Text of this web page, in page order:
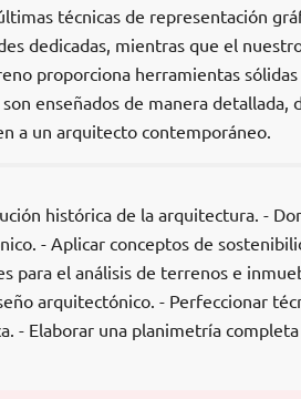
técnicas de representación
dedicadas, mientras que el
proporciona herramientas
enseñados de manera detallada,
a un arquitecto contemporáneo.
histórica de la arquitectura. -
- Aplicar conceptos de
para el análisis de terrenos e
arquitectónico. - Perfeccionar
- Elaborar una planimetría